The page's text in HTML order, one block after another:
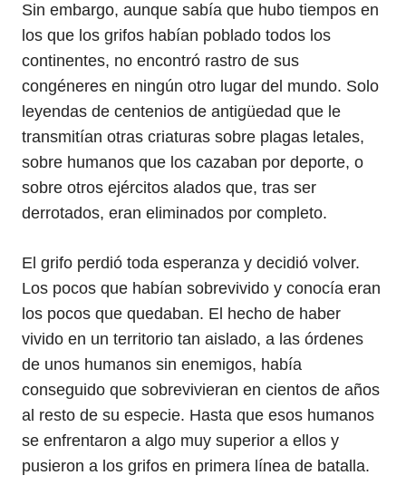
Sin embargo, aunque sabía que hubo tiempos en
los que los grifos habían poblado todos los
continentes, no encontró rastro de sus
congéneres en ningún otro lugar del mundo. Solo
leyendas de centenios de antigüedad que le
transmitían otras criaturas sobre plagas letales,
sobre humanos que los cazaban por deporte, o
sobre otros ejércitos alados que, tras ser
derrotados, eran eliminados por completo.
El grifo perdió toda esperanza y decidió volver.
Los pocos que habían sobrevivido y conocía eran
los pocos que quedaban. El hecho de haber
vivido en un territorio tan aislado, a las órdenes
de unos humanos sin enemigos, había
conseguido que sobrevivieran en cientos de años
al resto de su especie. Hasta que esos humanos
se enfrentaron a algo muy superior a ellos y
pusieron a los grifos en primera línea de batalla.